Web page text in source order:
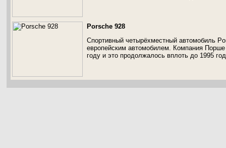
Porsche 928
Спортивный четырёхместный автомобиль
европейским автомобилем. Компания
году и это продолжалось вплоть до 1995